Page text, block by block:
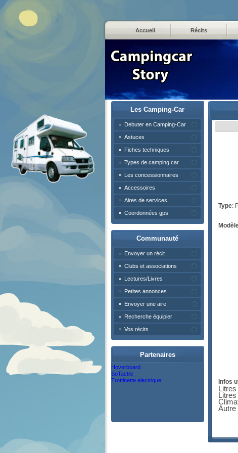
Accueil Récits
Les Camping-Car
Debuter en Camping-Car
Astuces
Fiches techniques
Types de camping car
Les concessionnaires
Accessoires
Aires de services
Coordonnées gps
Communauté
Envoyer un récit
Clubs et associations
Lectures/Livres
Petites annonces
Envoyer une aire
Recherche équipier
Vos récits
Partenaires
Hoverboard
SoTactile
Trottinette electrique
Type:
Infos
Autre